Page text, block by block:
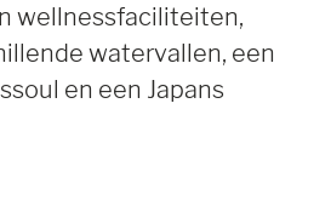
wellnessfaciliteiten,
watervallen, een
en een Japans